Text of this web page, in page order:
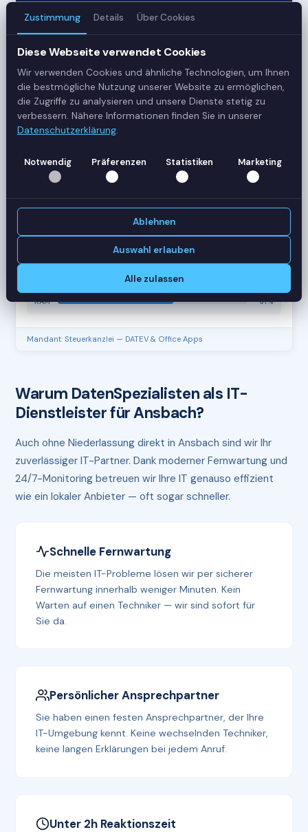
Server
42
Status
CPU
62%
RAM
61%
Mandant: Steuerkanzlei — DATEV & Office Apps
Warum DatenSpezialisten als IT-
Dienstleister für Ansbach?
Auch ohne Niederlassung direkt in Ansbach sind wir Ihr
zuverlässiger IT-Partner. Dank moderner Fernwartung und
24/7-Monitoring betreuen wir Ihre IT genauso effizient
wie ein lokaler Anbieter — oft sogar schneller.
Schnelle Fernwartung
Die meisten IT-Probleme lösen wir per sicherer
Fernwartung innerhalb weniger Minuten. Kein
Warten auf einen Techniker — wir sind sofort für
Sie da.
Persönlicher Ansprechpartner
Sie haben einen festen Ansprechpartner, der Ihre
IT-Umgebung kennt. Keine wechselnden Techniker,
keine langen Erklärungen bei jedem Anruf.
Unter 2h Reaktionszeit
Zustimmung Details Über Cookies
Diese Webseite verwendet Cookies
Wir verwenden Cookies und ähnliche Technologien, um Ihnen
die bestmögliche Nutzung unserer Website zu ermöglichen,
die Zugriffe zu analysieren und unsere Dienste stetig zu
verbessern. Nähere Informationen finden Sie in unserer
Datenschutzerklärung.
Notwendig Präferenzen Statistiken Marketing
Ablehnen
Auswahl erlauben
Alle zulassen